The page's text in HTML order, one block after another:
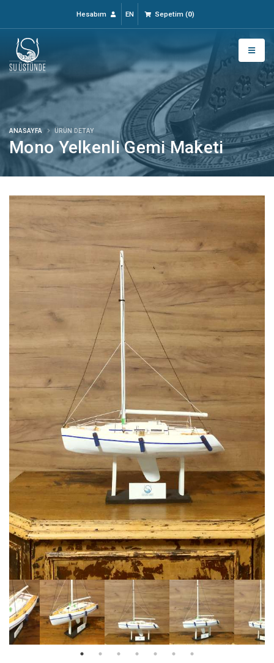
Hesabım EN Sepetim (0)
Mono Yelkenli Gemi Maketi
ANASAYFA ÜRÜN DETAY